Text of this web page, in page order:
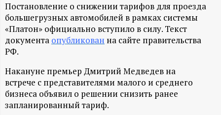
А
Н
-
и
н
Постановление о снижении тарифов для проезда
большегрузных автомобилей в рамках системы
«Платон» официально вступило в силу. Текст
документа опубликован на сайте правительства
РФ.
Накануне премьер Дмитрий Медведев на
встрече с представителями малого и среднего
бизнеса объявил о решении снизить ранее
запланированный тариф.